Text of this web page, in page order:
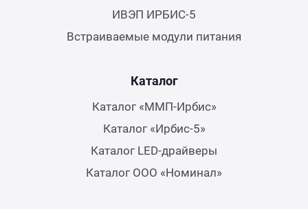
ИВЭП ИРБИС-5
Встраиваемые модули питания
Каталог
Каталог «ММП-Ирбис»
Каталог «Ирбис-5»
Каталог LED-драйверы
Каталог ООО «Номинал»